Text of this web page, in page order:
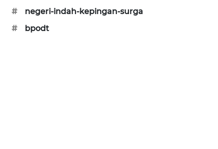
#
negeri-indah-kepingan-surga
#
bpodt